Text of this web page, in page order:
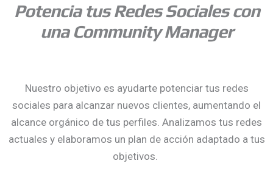
Potencia tus Redes Sociales con
una Community Manager
Nuestro objetivo es ayudarte potenciar tus redes
sociales para alcanzar nuevos clientes, aumentando el
alcance orgánico de tus perfiles. Analizamos tus redes
actuales y elaboramos un plan de acción adaptado a tus
objetivos.